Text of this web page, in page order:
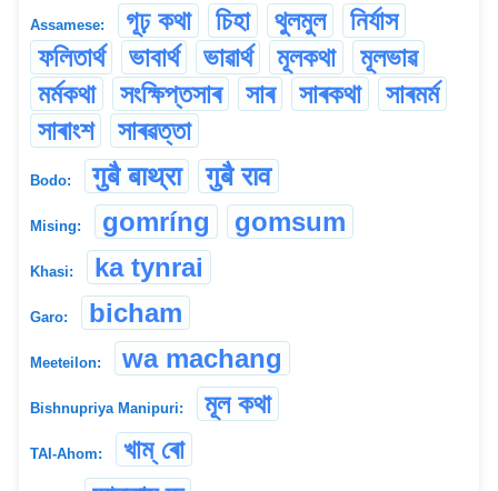
Assamese: গূঢ় কথা চিহা থুলমুল
নিৰ্যাস
ফলিতাৰ্থ
ভাবাৰ্থ ভাৱাৰ্থ মূলকথা
মূলভাৱ
মৰ্মকথা
সংক্ষিপ্তসাৰ সাৰ সাৰকথা
সাৰমৰ্ম
সাৰাংশ
সাৰৱত্তা
Bodo: गुबै बाथ्रा गुबै राव
Mising: gomríng gomsum
Khasi: ka tynrai
Garo: bicham
Meeteilon: wa machang
Bishnupriya Manipuri: মূল কথা
TAI-Ahom:
খাম্ ৰো